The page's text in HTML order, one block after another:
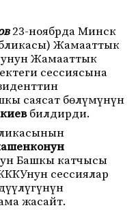
23-ноябрда Минск
Жамааттык
Жамааттык
сессиясына
саясат бөлүмүнүн
билдирди.
Башкы катчысы
сессиялар
жасайт.